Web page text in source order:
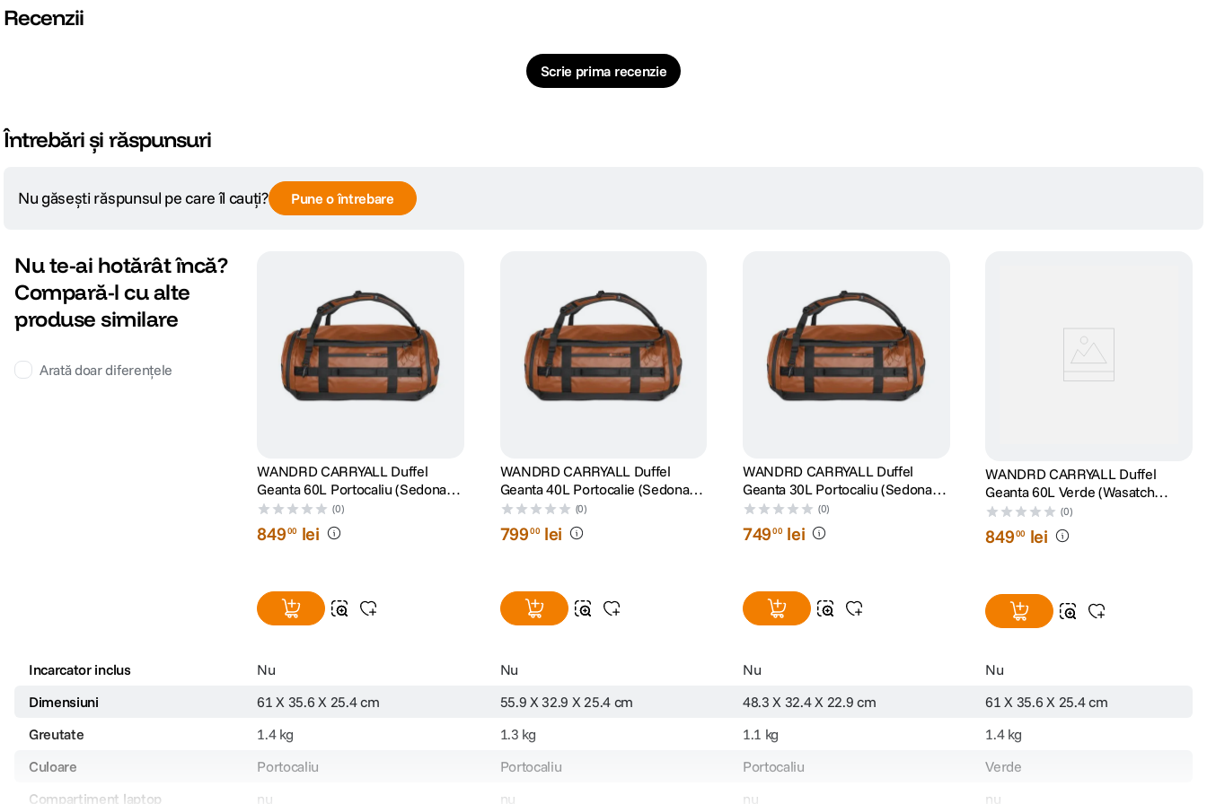
Recenzii
Scrie prima recenzie
Întrebări și răspunsuri
Nu găsești răspunsul pe care îl cauți? Pune o întrebare
Nu te-ai hotărât încă?
Compară-l cu alte
produse similare
Arată doar diferențele
WANDRD CARRYALL Duffel
Geanta 60L Portocaliu (Sedona
Orange)
(0)
84900 lei
WANDRD CARRYALL Duffel
Geanta 40L Portocalie (Sedona
Orange)
(0)
79900 lei
WANDRD CARRYALL Duffel
Geanta 30L Portocaliu (Sedona
Orange)
(0)
74900 lei
WANDRD CARRYALL Duffel
Geanta 60L Verde (Wasatch
Green)
(0)
84900 lei
Incarcator inclus Nu Nu Nu
Nu
Dimensiuni
61 X 35.6 X 25.4 cm 55.9 X 32.9 X 25.4 cm 48.3 X 32.4 X 22.9 cm
61 X 35.6 X 25.4 cm
Greutate
1.4 kg 1.3 kg 1.1 kg
1.4 kg
Culoare
Portocaliu Portocaliu Portocaliu
Verde
Compartiment laptop
nu nu nu nu